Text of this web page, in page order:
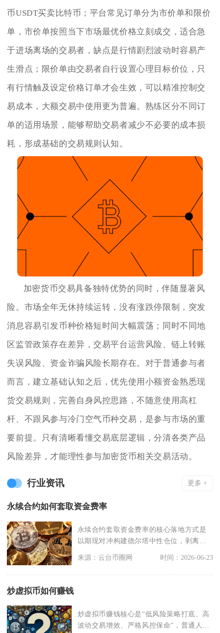
币USDT买卖比特币；平台常见订单分为市价单和限价
单，市价单按照当下市场最优价格立刻成交，适合急
于进场离场的交易者，缺点是行情剧烈波动时容易产
生滑点；限价单由交易者自行设置心理目标价位，只
有行情触及设定价格订单才会生效，可以精准控制交
易成本，大额交易中使用更为普遍。熟练区分不同订
单的适用场景，能够帮助交易者减少不必要的成本损
耗，形成基础的交易规则认知。
加密货币交易具备独特优势的同时，伴随显著风
险。市场全年无休持续运转，没有涨跌停限制，突发
消息容易引发币种价格短时间大幅震荡；同时不同地
区监管政策存在差异，交易平台运营风险、链上转账
失误风险、资金诈骗风险长期存在。对于普通参与者
而言，建立基础认知之后，优先使用小额资金熟悉现
货交易规则，完善自身风控思路，不随意使用高杠
杆、不跟风参与冷门空气币种交易，是参与市场的重
要前提。只有清晰看懂交易底层逻辑，分清各类产品
风险差异，才能理性参与加密货币相关交易活动。
行业资讯 更多 +
永续合约如何套取资金费率
永续合约套取资金费率的核心落地方式是
以期现对冲构建德尔塔中性仓位，剥离币
来源：云台币圈网 时间：2026-06-23
炒虚拟币如何赚钱
炒虚拟币赚钱核心是“低风险策略打底、高
波动交易增效、严格风控保命”，普通人靠